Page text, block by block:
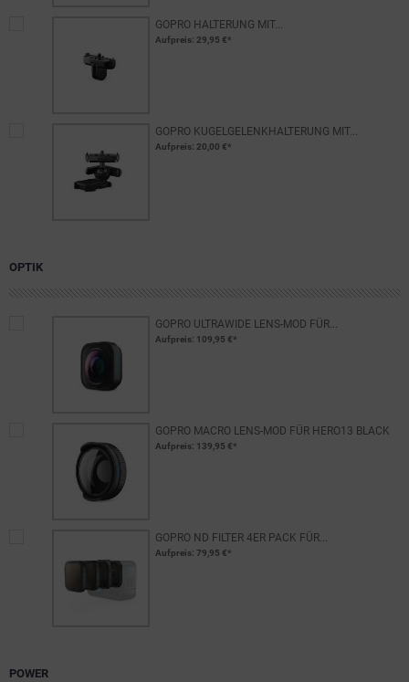
GOPRO HALTERUNG MIT...
Aufpreis: 29,95 €*
GOPRO KUGELGELENKHALTERUNG MIT...
Aufpreis: 20,00 €*
OPTIK
GOPRO ULTRAWIDE LENS-MOD FÜR...
Aufpreis: 109,95 €*
GOPRO MACRO LENS-MOD FÜR HERO13 BLACK
Aufpreis: 139,95 €*
GOPRO ND FILTER 4ER PACK FÜR...
Aufpreis: 79,95 €*
POWER